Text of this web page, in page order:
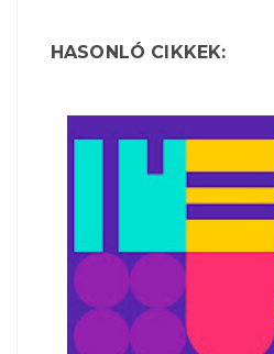
HASONLÓ CIKKEK: